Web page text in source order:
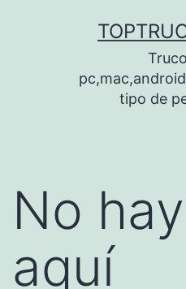
tipo de
No
aquí